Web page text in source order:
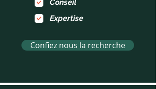
Conseil
Expertise
Confiez nous la recherche